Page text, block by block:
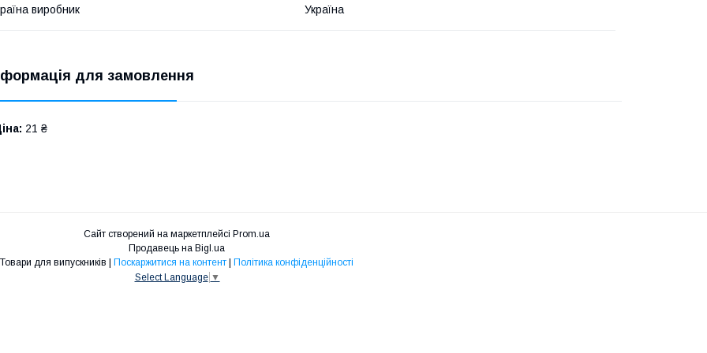
виробник Україна
для замовлення
21 ₴
Сайт створений на маркетплейсі Prom.ua
Продавець на Bigl.ua
Поскаржитися на контент
Політика конфіденційності
Select Language ▼